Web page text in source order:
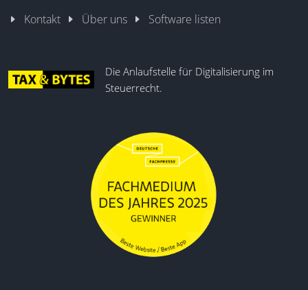
Kontakt Über uns Software listen
Die Anlaufstelle für Digitalisierung im
Steuerrecht.